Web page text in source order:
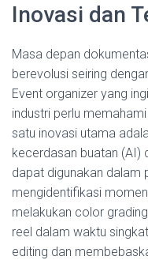
Inovasi dan
Masa depan
berevolusi seiring
Event organizer yang
industri perlu
satu inovasi utama
kecerdasan buatan (AI)
dapat digunakan dalam
mengidentifikasi
melakukan color
reel dalam waktu
editing dan